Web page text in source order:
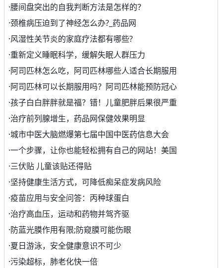
·腰间盘突出的自我判断方法是怎样的？
·颈椎病压迫到了神经怎么办?_药品网
·风湿性关节炎的家庭疗法都有哪些?
·重新定义睡眠科学，缓解失眠人群压力
·阿司匹林怎么吃，阿司匹林哪些人适合长期服用
·阿司匹林可以长期服用吗？阿司匹林能预防冠心
·孩子白白胖胖就是福？错！儿童肥胖后果很严重
·治疗前列腺增生，药品网保健效果明显
·城市中医大脑燃爆第七届中国中医药信息大会
·一个步骤，让你也能轻松拥有自己的网站！美国
·三伏贴 儿童该贴还得贴
·坚持健康生活方式，可降低痴呆症发病风险
·疫苗应用与安全问答：丙种球蛋白
·治疗高血压，运动和药物并驾齐驱
·防蓝光膜作用有限;防窥膜可能伤眼
·夏日游泳，安全健康意识不可少
·污染超标，肺老化快一倍